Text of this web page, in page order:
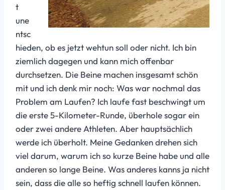
t
une
ntsc
hieden, ob es jetzt wehtun soll oder nicht. Ich bin
ziemlich dagegen und kann mich offenbar
durchsetzen. Die Beine machen insgesamt schön
mit und ich denk mir noch: Was war nochmal das
Problem am Laufen? Ich laufe fast beschwingt um
die erste 5-Kilometer-Runde, überhole sogar ein
oder zwei andere Athleten. Aber hauptsächlich
werde ich überholt. Meine Gedanken drehen sich
viel darum, warum ich so kurze Beine habe und alle
anderen so lange Beine. Was anderes kanns ja nicht
sein, dass die alle so heftig schnell laufen können.